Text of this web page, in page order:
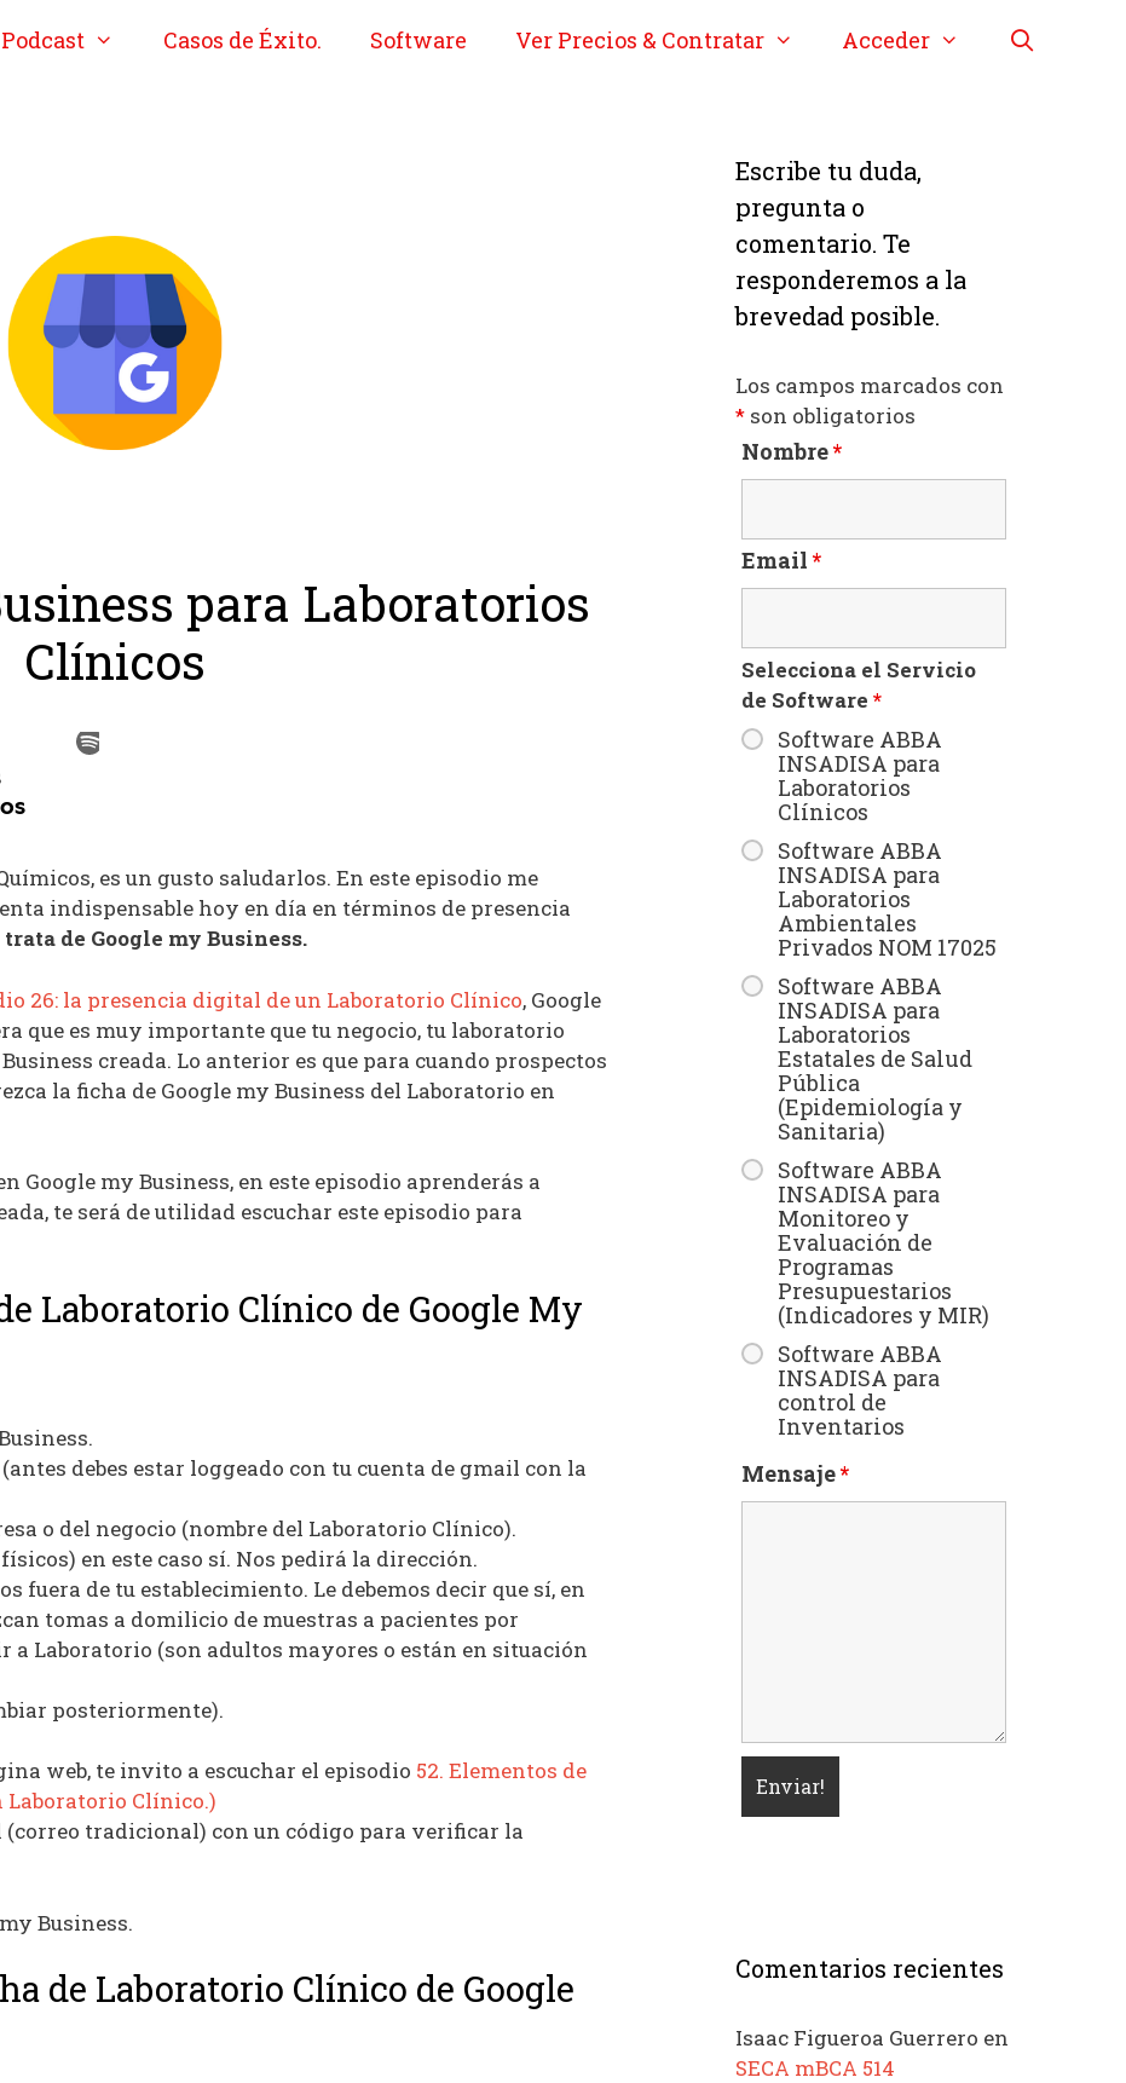
Podcast Casos de Éxito. Software Ver Precios & Contratar Acceder
para Laboratorios
Clínicos
es un gusto saludarlos. En este episodio me
indispensable hoy en día en términos de presencia
de Google my Business.
26: la presencia digital de un Laboratorio Clínico, Google
que es muy importante que tu negocio, tu laboratorio
creada. Lo anterior es que para cuando prospectos
la ficha de Google my Business del Laboratorio en
Google my Business, en este episodio aprenderás a
te será de utilidad escuchar este episodio para
Laboratorio Clínico de Google My
debes estar loggeado con tu cuenta de gmail con la
o del negocio (nombre del Laboratorio Clínico).
en este caso sí. Nos pedirá la dirección.
fuera de tu establecimiento. Le debemos decir que sí, en
tomas a domilicio de muestras a pacientes por
a Laboratorio (son adultos mayores o están en situación
posteriormente).
web, te invito a escuchar el episodio 52. Elementos de
Laboratorio Clínico.)
(correo tradicional) con un código para verificar la
Business.
de Laboratorio Clínico de Google
Escribe tu duda,
pregunta o
comentario. Te
responderemos a la
brevedad posible.
Los campos marcados con
*son obligatorios
Nombre*
Email *
Selecciona el Servicio
de Software *
Software ABBA
INSADISA para
Laboratorios
Clínicos
Software ABBA
INSADISA para
Laboratorios
Ambientales
Privados NOM 17025
Software ABBA
INSADISA para
Laboratorios
Estatales de Salud
Pública
(Epidemiología y
Sanitaria)
Software ABBA
INSADISA para
Monitoreo y
Evaluación de
Programas
Presupuestarios
(Indicadores y MIR)
Software ABBA
INSADISA para
control de
Inventarios
Mensaje*
Comentarios recientes
Isaac Figueroa Guerrero en
SECA mBCA 514